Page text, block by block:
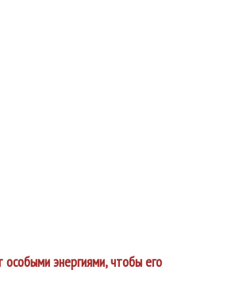
энергиями, чтобы его